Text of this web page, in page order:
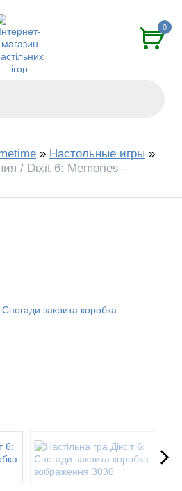
0
» Настольные игры »
/ Dixit 6: Memories –